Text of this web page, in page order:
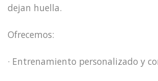
dejan huella.
Ofrecemos:
· Entrenamiento personalizado y